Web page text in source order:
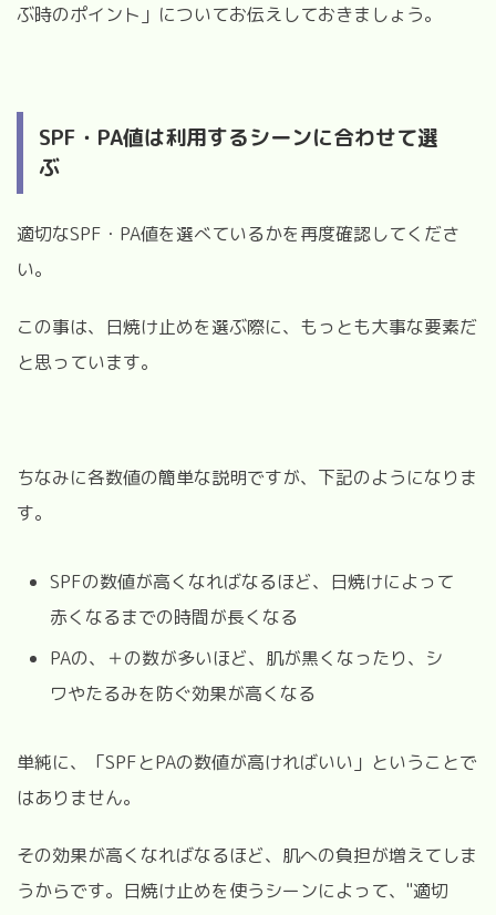
ぶ時のポイント」についてお伝えしておきましょう。
SPF・PA値は利用するシーンに合わせて選
ぶ
適切なSPF・PA値を選べているかを再度確認してくださ
い。
この事は、日焼け止めを選ぶ際に、もっとも大事な要素だ
と思っています。
ちなみに各数値の簡単な説明ですが、下記のようになりま
す。
SPFの数値が高くなればなるほど、日焼けによって
赤くなるまでの時間が長くなる
PAの、＋の数が多いほど、肌が黒くなったり、シ
ワやたるみを防ぐ効果が高くなる
単純に、「SPFとPAの数値が高ければいい」ということで
はありません。
その効果が高くなればなるほど、肌への負担が増えてしま
うからです。日焼け止めを使うシーンによって、"適切